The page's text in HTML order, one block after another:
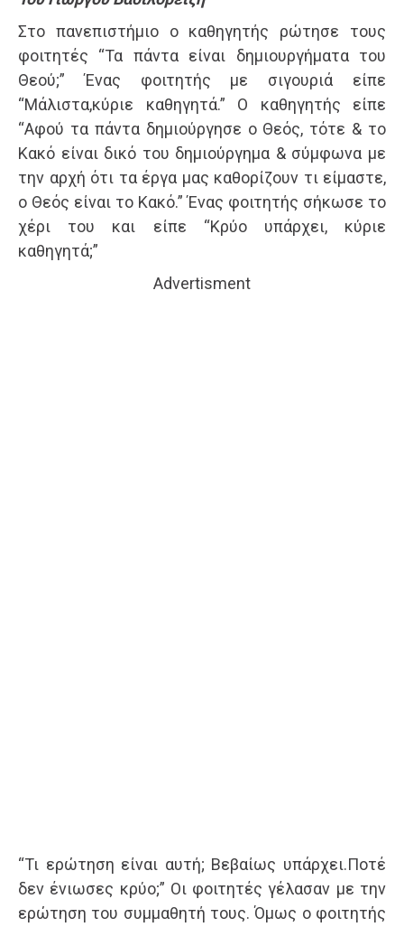
Στο πανεπιστήμιο ο καθηγητής ρώτησε τους
φοιτητές “Τα πάντα είναι δημιουργήματα του
Θεού;” Ένας φοιτητής με σιγουριά είπε
“Μάλιστα,κύριε καθηγητά.” Ο καθηγητής είπε
“Αφού τα πάντα δημιούργησε ο Θεός, τότε & το
Κακό είναι δικό του δημιούργημα & σύμφωνα με
την αρχή ότι τα έργα μας καθορίζουν τι είμαστε,
ο Θεός είναι το Κακό.” Ένας φοιτητής σήκωσε το
χέρι του και είπε “Κρύο υπάρχει, κύριε
καθηγητά;”
Advertisment
“Τι ερώτηση είναι αυτή; Βεβαίως υπάρχει.Ποτέ
δεν ένιωσες κρύο;” Οι φοιτητές γέλασαν με την
ερώτηση του συμμαθητή τους. Όμως ο φοιτητής